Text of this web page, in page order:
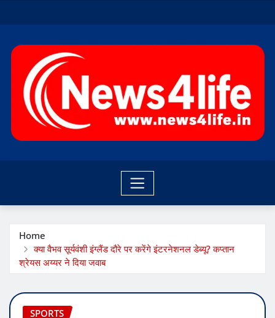
to
Home
क्या वैभव सूर्यवंशी इंग्लैंड दौरे पर करेंगे इंटरनेशनल डेब्यू? कप्तान
श्रेयस अय्यर ने दिया जवाब
SPORTS